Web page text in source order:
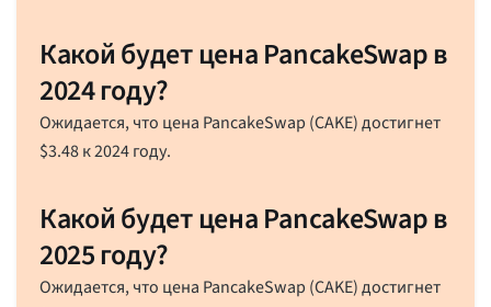
Какой будет цена PancakeSwap в
2024 году?
Ожидается, что цена PancakeSwap (CAKE) достигнет
$3.48к 2024 году.
Какой будет цена PancakeSwap в
2025 году?
Ожидается, что цена PancakeSwap (CAKE) достигнет